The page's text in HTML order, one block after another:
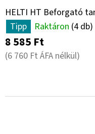
HELTI HT Beforgató
Tipp
Raktáron (4 db)
8 585 Ft
(6 760 Ft ÁFA nélkül)